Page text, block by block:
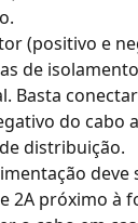
(positivo e
de
Basta
do cabo
distribuição.
2A próximo à